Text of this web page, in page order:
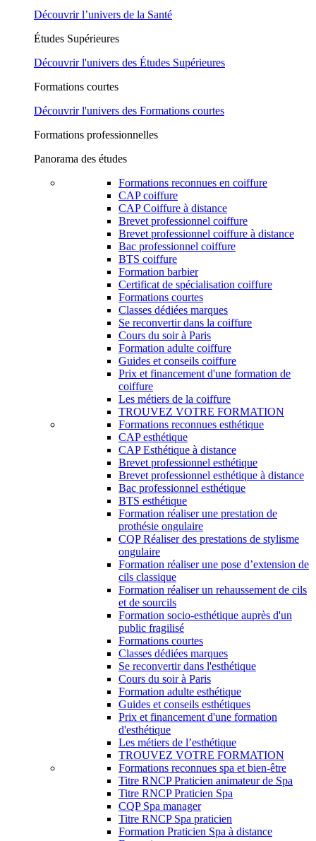
Découvrir l’univers de la Santé
Études Supérieures
Découvrir l'univers des Études Supérieures
Formations courtes
Découvrir l'univers des Formations courtes
Formations professionnelles
Panorama des études
Formations reconnues en coiffure
CAP coiffure
CAP Coiffure à distance
Brevet professionnel coiffure
Brevet professionnel coiffure à distance
Bac professionnel coiffure
BTS coiffure
Formation barbier
Certificat de spécialisation coiffure
Formations courtes
Classes dédiées marques
Se reconvertir dans la coiffure
Cours du soir à Paris
Formation adulte coiffure
Guides et conseils coiffure
Prix et financement d'une formation de
coiffure
Les métiers de la coiffure
TROUVEZ VOTRE FORMATION
Formations reconnues esthétique
CAP esthétique
CAP Esthétique à distance
Brevet professionnel esthétique
Brevet professionnel esthétique à distance
Bac professionnel esthétique
BTS esthétique
Formation réaliser une prestation de
prothésie ongulaire
CQP Réaliser des prestations de stylisme
ongulaire
Formation réaliser une pose d’extension de
cils classique
Formation réaliser un rehaussement de cils
et de sourcils
Formation socio-esthétique auprès d'un
public fragilisé
Formations courtes
Classes dédiées marques
Se reconvertir dans l'esthétique
Cours du soir à Paris
Formation adulte esthétique
Guides et conseils esthétiques
Prix et financement d'une formation
d'esthétique
Les métiers de l’esthétique
TROUVEZ VOTRE FORMATION
Formations reconnues spa et bien-être
Titre RNCP Praticien animateur de Spa
Titre RNCP Praticien Spa
CQP Spa manager
Titre RNCP Spa praticien
Formation Praticien Spa à distance